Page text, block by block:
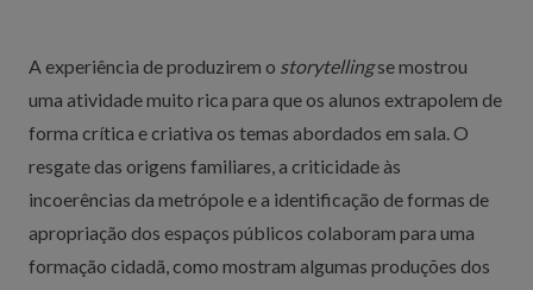
A experiência de produzirem o storytellingse mostrou
uma atividade muito rica para que os alunos extrapolem de
forma crítica e criativa os temas abordados em sala. O
resgate das origens familiares, a criticidade às
incoerências da metrópole e a identificação de formas de
apropriação dos espaços públicos colaboram para uma
formação cidadã, como mostram algumas produções dos